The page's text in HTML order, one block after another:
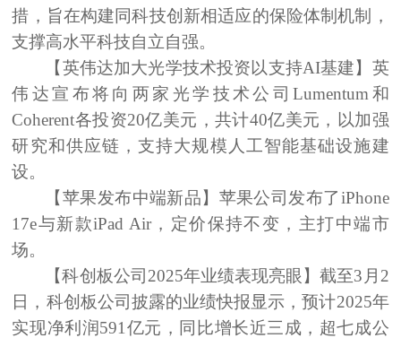
措，旨在构建同科技创新相适应的保险体制机制，
支撑高水平科技自立自强。
【英伟达加大光学技术投资以支持AI基建】 英
伟达宣布将向两家光学技术公司Lumentum和
Coherent各投资20亿美元，共计40亿美元，以加强
研究和供应链，支持大规模人工智能基础设施建
设。
【苹果发布中端新品】 苹果公司发布了iPhone
17e与新款iPad Air，定价保持不变，主打中端市
场。
【科创板公司2025年业绩表现亮眼】截至3月2
日，科创板公司披露的业绩快报显示，预计2025年
实现净利润591亿元，同比增长近三成，超七成公